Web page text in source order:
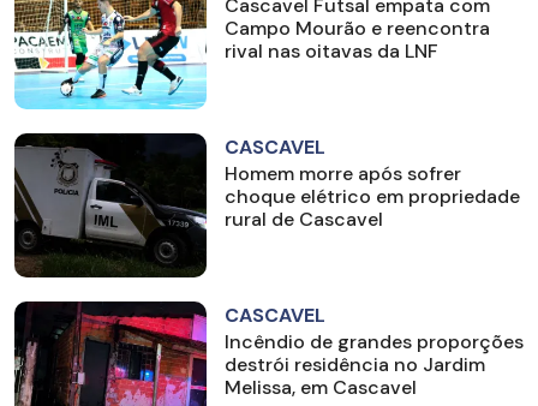
Campo Mourão e reencontra
rival nas oitavas da LNF
CASCAVEL
Homem morre após sofrer
choque elétrico em propriedade
rural de Cascavel
CASCAVEL
Incêndio de grandes proporções
destrói residência no Jardim
Melissa, em Cascavel